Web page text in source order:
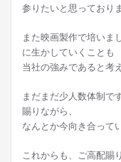
参りたいと思っておりま
また映画製作で培いま
に生かしていくことも
当社の強みであると考
まだまだ少人数体制で
賜りながら、
なんとか今向き合って
これからも、ご高配賜